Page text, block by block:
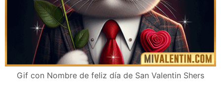
Gif con Nombre de feliz día de San Valentin Shers